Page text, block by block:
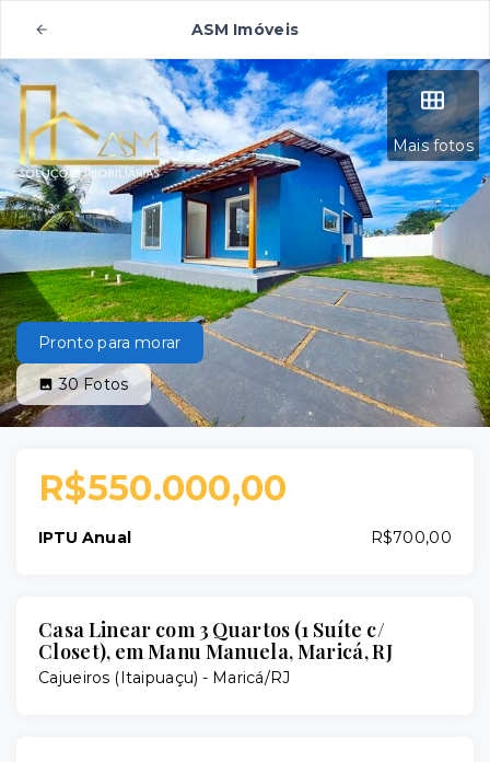
ASM Imóveis
Mais fotos
Pronto para morar
30Fotos
R$550.000,00
IPTU Anual R$700,00
Casa Linear com 3 Quartos (1 Suíte c/
Closet), em Manu Manuela, Maricá, RJ
Cajueiros (Itaipuaçu) - Maricá/RJ